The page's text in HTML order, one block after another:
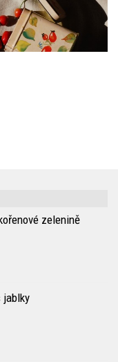
zelenině
jablky